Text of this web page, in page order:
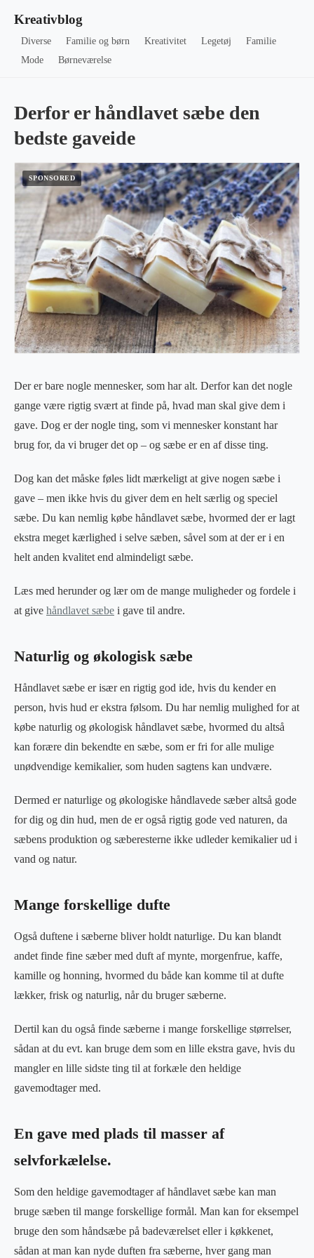
Kreativblog
Diverse Familie og børn Kreativitet Legetøj
Familie
Mode
Børneværelse
Derfor er håndlavet sæbe den
bedste gaveide
Der er bare nogle mennesker, som har alt. Derfor kan det nogle
gange være rigtig svært at finde på, hvad man skal give dem i
gave. Dog er der nogle ting, som vi mennesker konstant har
brug for, da vi bruger det op – og sæbe er en af disse ting.
Dog kan det måske føles lidt mærkeligt at give nogen sæbe i
gave – men ikke hvis du giver dem en helt særlig og speciel
sæbe. Du kan nemlig købe håndlavet sæbe, hvormed der er lagt
ekstra meget kærlighed i selve sæben, såvel som at der er i en
helt anden kvalitet end almindeligt sæbe.
Læs med herunder og lær om de mange muligheder og fordele i
at give håndlavet sæbe i gave til andre.
Naturlig og økologisk sæbe
Håndlavet sæbe er især en rigtig god ide, hvis du kender en
person, hvis hud er ekstra følsom. Du har nemlig mulighed for at
købe naturlig og økologisk håndlavet sæbe, hvormed du altså
kan forære din bekendte en sæbe, som er fri for alle mulige
unødvendige kemikalier, som huden sagtens kan undvære.
Dermed er naturlige og økologiske håndlavede sæber altså gode
for dig og din hud, men de er også rigtig gode ved naturen, da
sæbens produktion og sæberesterne ikke udleder kemikalier ud i
vand og natur.
Mange forskellige dufte
Også duftene i sæberne bliver holdt naturlige. Du kan blandt
andet finde fine sæber med duft af mynte, morgenfrue, kaffe,
kamille og honning, hvormed du både kan komme til at dufte
lækker, frisk og naturlig, når du bruger sæberne.
Dertil kan du også finde sæberne i mange forskellige størrelser,
sådan at du evt. kan bruge dem som en lille ekstra gave, hvis du
mangler en lille sidste ting til at forkæle den heldige
gavemodtager med.
En gave med plads til masser af
selvforkælelse.
Som den heldige gavemodtager af håndlavet sæbe kan man
bruge sæben til mange forskellige formål. Man kan for eksempel
bruge den som håndsæbe på badeværelset eller i køkkenet,
sådan at man kan nyde duften fra sæberne, hver gang man